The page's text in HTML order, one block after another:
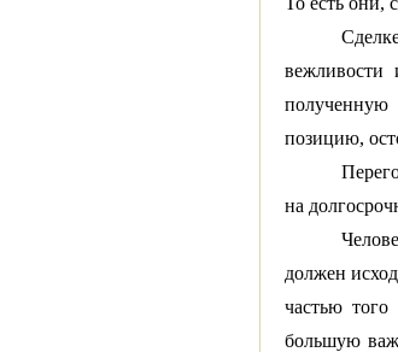
вежливости
полученную
позицию,
на
должен
частью
большую